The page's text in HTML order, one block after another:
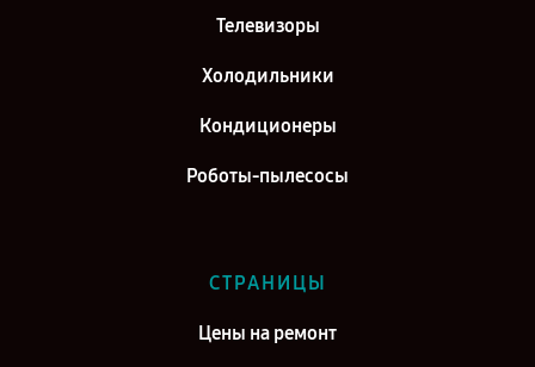
Телевизоры
Холодильники
Кондиционеры
Роботы-пылесосы
СТРАНИЦЫ
Цены на ремонт